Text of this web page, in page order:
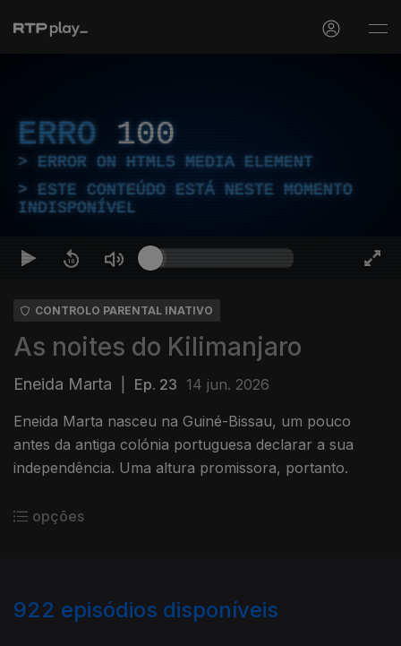
ERRO 100
ERROR ON HTML5 MEDIA ELEMENT
ESTE CONTEÚDO ESTÁ NESTE MOMENTO
INDISPONÍVEL
CONTROLO PARENTAL INATIVO
As noites do Kilimanjaro
Eneida Marta Ep. 23 14 jun. 2026
Eneida Marta nasceu na Guiné-Bissau, um pouco
antes da antiga colónia portuguesa declarar a sua
independência. Uma altura promissora, portanto.
opções
922 episódios disponíveis